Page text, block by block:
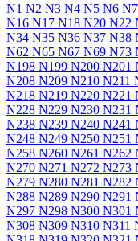
N1 N2 N3 N4 N5 N6 N7
N16 N17 N18 N20 N22
N34 N35 N36 N37 N38
N62 N65 N67 N69 N73
N198 N199 N200 N201
N208 N209 N210 N211
N218 N219 N220 N221
N228 N229 N230 N231
N238 N239 N240 N241
N248 N249 N250 N251
N258 N260 N261 N262
N270 N271 N272 N273
N279 N280 N281 N282
N288 N289 N290 N291
N297 N298 N300 N301
N308 N309 N310 N311